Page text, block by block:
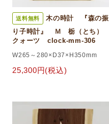
送料無料
木の時計 『森の振
り子時計』 Ｍ 栃（とち）
クォーツ clock-mm-306
W265～280×D37×H350mm
25,300円(税込)